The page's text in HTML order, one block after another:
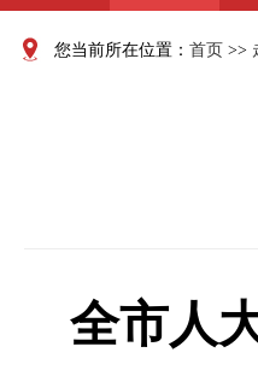
您当前所在位置： 首页 >>
全市人